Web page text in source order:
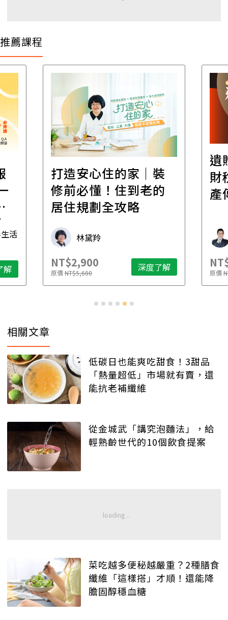
推薦課程
活
解
打造安心住的家｜裝
修前必懂！住到老的
居住規劃全攻略
林黛羚
NT$2,900
原價NT$5,600 深度了解
遺
財
產
原價
相關文章
低碳日也能爽吃甜食！3甜品
「熱量超低」市場就有賣，還
能抗老補纖維
從金城武「講究泡麵法」，給
輕熟齡世代的10個飲食提案
菜吃越多便秘越嚴重？2種膳食
纖維「這樣搭」才順！還能降
膽固醇穩血糖